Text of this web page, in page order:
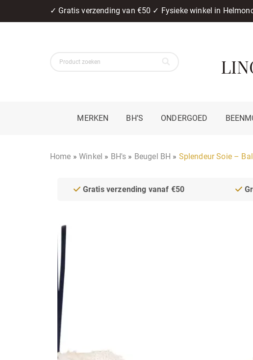
✓ Gratis verzending van €50 ✓ Fysieke winkel in
MERKEN BH’S ONDERGOED
Home »Winkel » BH's » Beugel BH » Splendeur Soie –
Gratis verzending vanaf €50